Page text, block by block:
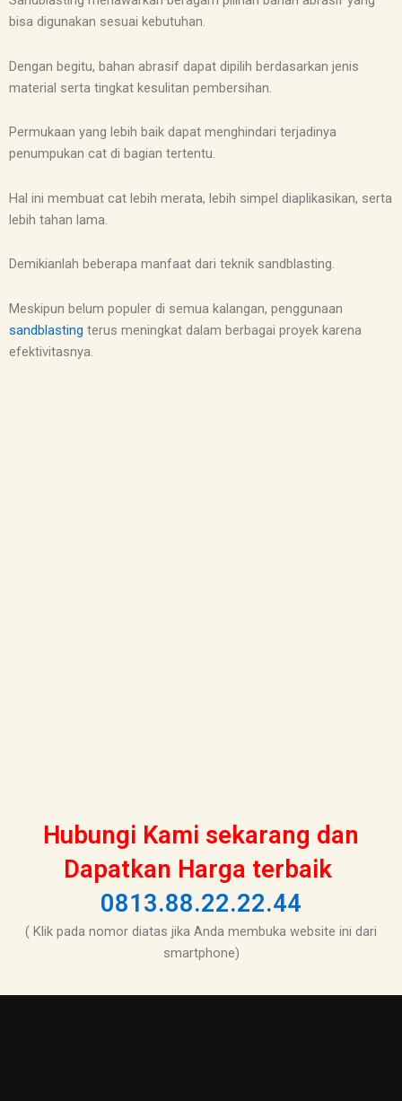
bisa digunakan sesuai kebutuhan.
Dengan begitu, bahan abrasif dapat dipilih berdasarkan jenis
material serta tingkat kesulitan pembersihan.
Permukaan yang lebih baik dapat menghindari terjadinya
penumpukan cat di bagian tertentu.
Hal ini membuat cat lebih merata, lebih simpel diaplikasikan, serta
lebih tahan lama.
Demikianlah beberapa manfaat dari teknik sandblasting.
Meskipun belum populer di semua kalangan, penggunaan
sandblasting terus meningkat dalam berbagai proyek karena
efektivitasnya.
Hubungi Kami sekarang dan
Dapatkan Harga terbaik
0813.88.22.22.44
( Klik pada nomor diatas jika Anda membuka website ini dari
smartphone)